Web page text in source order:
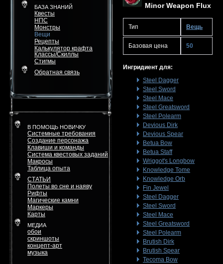
БАЗА ЗНАНИЙ
Квесты
НПС
Монстры
Вещи
Рецепты
Калькулятор крафта
Классы/Скиллы
Стигмы
Обратная связь
В ПОМОЩЬ НОВИЧКУ
Системные требования
Создание персонажа
Клавиши и команды
Система квестовых заданий
Макросы
Таблица опыта
СТАТЬИ
Полеты во сне и наяву
Рифты
Магические камни
Маркеры
Карты
МЕДИА
обои
скриншоты
концепт-арт
музыка
Minor Weapon Flux
Тип Вещь
Базовая цена 50
Ингридиент для:
Steel Dagger
Steel Sword
Steel Mace
Steel Greatsword
Steel Polearm
Devious Dirk
Devious Spear
Betua Bow
Betua Staff
Wriggot's Longbow
Knowledge Tome
Knowledge Orb
Fin Jewel
Steel Dagger
Steel Sword
Steel Mace
Steel Greatsword
Steel Polearm
Brutish Dirk
Brutish Spear
Tecoma Bow